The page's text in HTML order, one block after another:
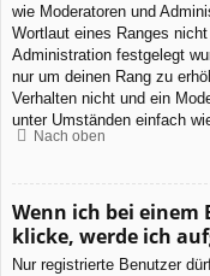
wie Moderatoren und
Wortlaut eines Ranges
Administration festgelegt
nur um deinen Rang zu
Verhalten nicht und ein
unter Umständen einfach
Nach oben
Wenn ich bei einem
klicke, werde ich
Nur registrierte Benutzer